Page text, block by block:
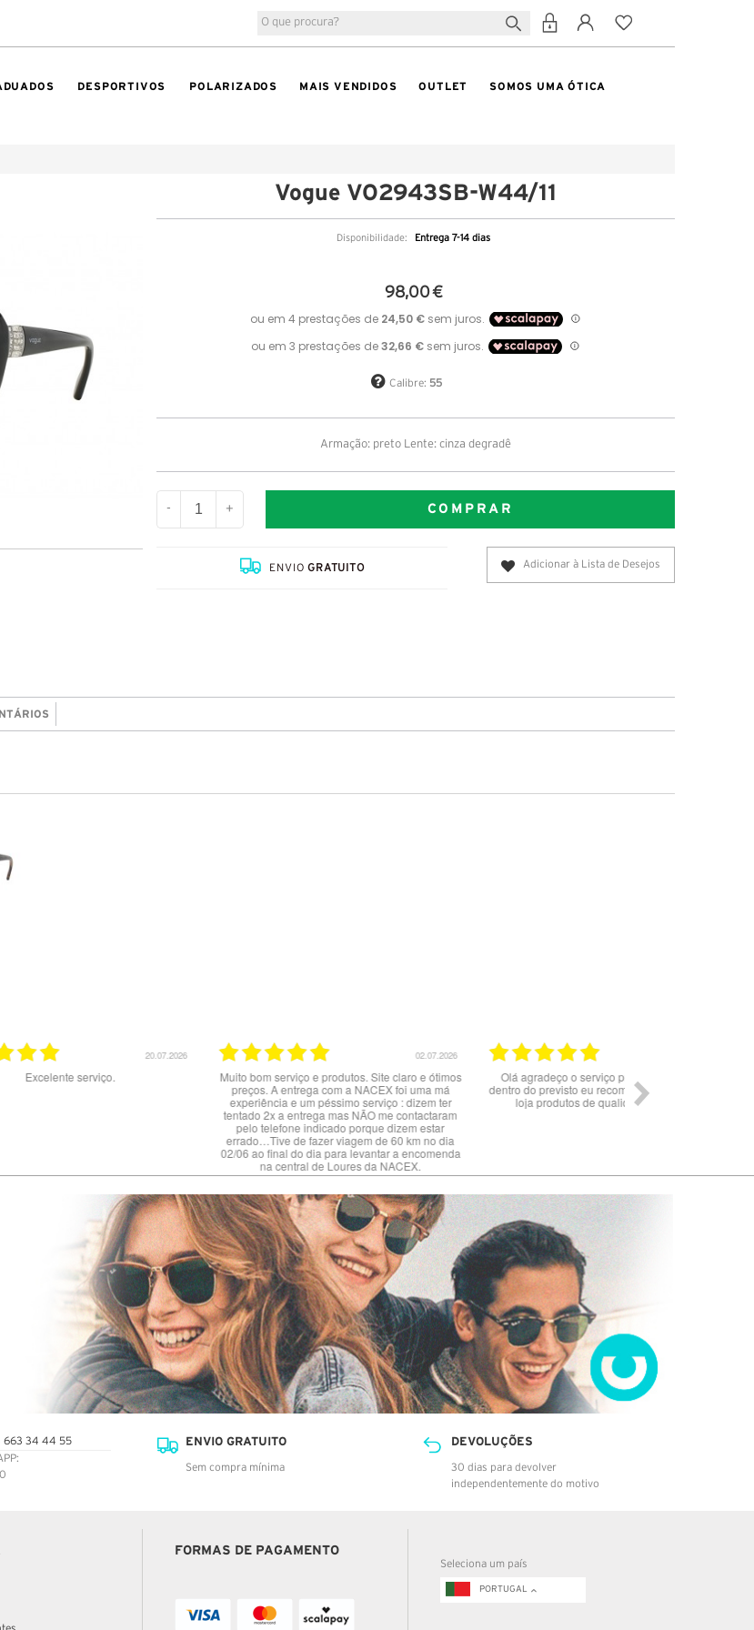
DESPORTIVOS POLARIZADOS MAIS VENDIDOS OUTLET SOMOS UMA ÓTICA
Vogue VO2943SB-W44/11
Disponibilidade: Entrega 7-14 dias
98,00 €
Calibre: 55
Armação: preto Lente: cinza degradê
- + COMPRAR
ENVIOGRATUITO Adicionar à Lista de Desejos
20.07.2026 02.07.2026
Muito bom serviço e produtos. Site claro e ótimos
preços. A entrega com a NACEX foi uma má
experiência e um péssimo serviço : dizem ter
tentado 2x a entrega mas NÃO me contactaram
pelo telefone indicado porque dizem estar
errado…Tive de fazer viagem de 60 km no dia
02/06 ao final do dia para levantar a encomenda
na central de Loures da NACEX.
02.07.2026
Olá agradeço o serviço prestado tudo correu
dentro do previsto eu recomendo a compra nesta
loja produtos de qualidade e originais.
663 34 44 55
ENVIO GRATUITO
Sem compra mínima
DEVOLUÇÕES
30 dias para devolver
independentemente do motivo
FORMAS DE PAGAMENTO
Seleciona um país
PORTUGAL